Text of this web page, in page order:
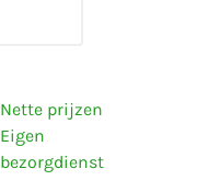
Nette prijzen
Eigen
bezorgdienst